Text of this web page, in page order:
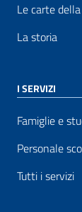
Le carte
La storia
I SERVIZI
Famiglie e
Personale
Tutti i servizi